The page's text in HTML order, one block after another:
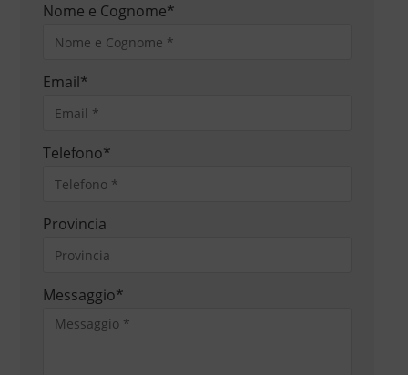
Nome e Cognome*
Email*
Telefono*
Provincia
Messaggio*